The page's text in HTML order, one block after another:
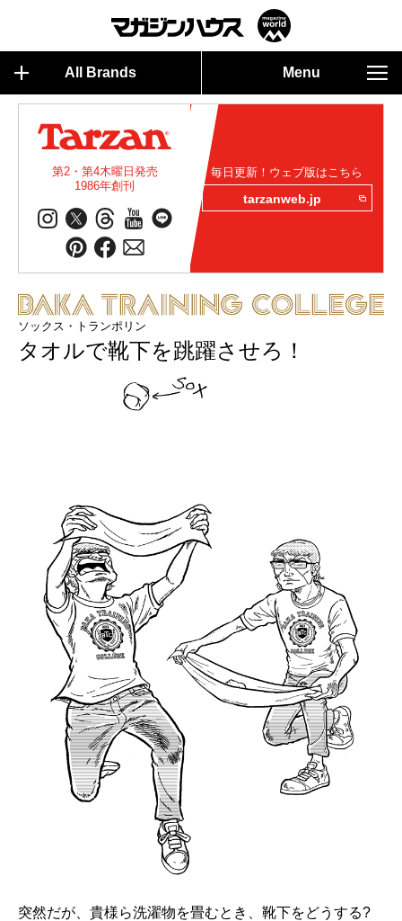
All Brands Menu
第2・第4木曜日発売
1986年創刊
毎日更新！ウェブ版はこちら
tarzanweb.jp
ソックス・トランポリン
タオルで靴下を跳躍させろ！
突然だが、貴様ら洗濯物を畳むとき、靴下をどうする?